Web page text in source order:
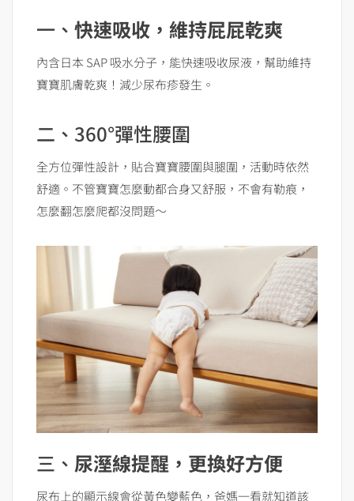
一、 快速吸收，維持屁屁乾爽
內含日本 SAP 吸水分子，能快速吸收尿液，幫助維持
寶寶肌膚乾爽！減少尿布疹發生。
二、360°彈性腰圍
全方位彈性設計，貼合寶寶腰圍與腿圍，活動時依然
舒適。不管寶寶怎麼動都合身又舒服，不會有勒痕，
怎麼翻怎麼爬都沒問題～
三、 尿溼線提醒，更換好方便
尿布上的顯示線會從黃色變藍色，爸媽一看就知道該